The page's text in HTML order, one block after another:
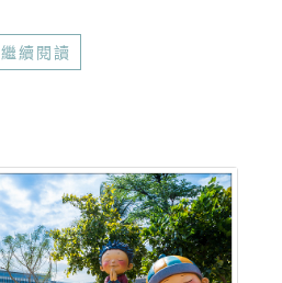
繼續閱讀